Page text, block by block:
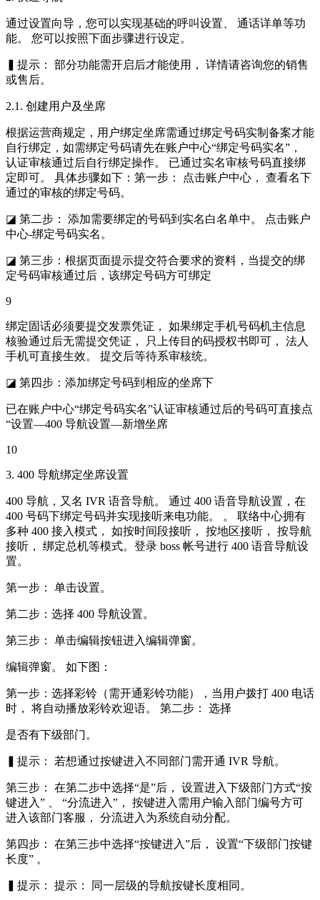
通过设置向导，您可以实现基础的呼叫设置、 通话详单等功
能。 您可以按照下面步骤进行设定。
▍提示： 部分功能需开启后才能使用， 详情请咨询您的销售
或售后。
2.1. 创建用户及坐席
根据运营商规定，用户绑定坐席需通过绑定号码实制备案才能
自行绑定，如需绑定号码请先在账户中心“绑定号码实名”，
认证审核通过后自行绑定操作。 已通过实名审核号码直接绑
定即可。 具体步骤如下：第一步： 点击账户中心， 查看名下
通过的审核的绑定号码。
◪ 第二步： 添加需要绑定的号码到实名白名单中。 点击账户
中心-绑定号码实名。
◪ 第三步：根据页面提示提交符合要求的资料，当提交的绑
定号码审核通过后，该绑定号码方可绑定
9
绑定固话必须要提交发票凭证， 如果绑定手机号码机主信息
核验通过后无需提交凭证， 只上传目的码授权书即可， 法人
手机可直接生效。 提交后等待系审核统。
◪ 第四步：添加绑定号码到相应的坐席下
已在账户中心“绑定号码实名”认证审核通过后的号码可直接点
“设置—400 导航设置—新增坐席
10
3. 400 导航绑定坐席设置
400 导航，又名 IVR 语音导航。 通过 400 语音导航设置，在
400 号码下绑定号码并实现接听来电功能。 。 联络中心拥有
多种 400 接入模式， 如按时间段接听， 按地区接听， 按导航
接听， 绑定总机等模式。登录 boss 帐号进行 400 语音导航设
置。
第一步： 单击设置。
第二步：选择 400 导航设置。
第三步： 单击编辑按钮进入编辑弹窗。
编辑弹窗。 如下图：
第一步：选择彩铃（需开通彩铃功能），当用户拨打 400 电话
时， 将自动播放彩铃欢迎语。 第二步： 选择
是否有下级部门。
▍提示： 若想通过按键进入不同部门需开通 IVR 导航。
第三步： 在第二步中选择“是”后， 设置进入下级部门方式“按
键进入” 、 “分流进入”， 按键进入需用户输入部门编号方可
进入该部门客服， 分流进入为系统自动分配。
第四步： 在第三步中选择“按键进入”后， 设置“下级部门按键
长度” 。
▍提示： 提示： 同一层级的导航按键长度相同。